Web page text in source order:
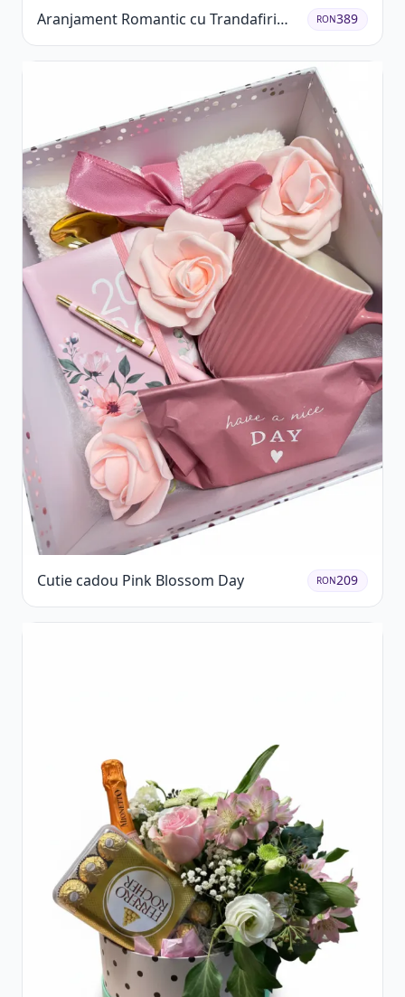
Aranjament Romantic cu Trandafiri
Roșii și Șampanie rose
RON389
Cutie cadou Pink Blossom Day RON209